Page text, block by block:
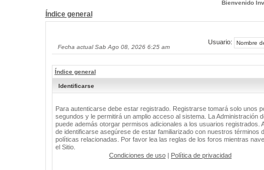
Bienvenido
Índice general
Fecha actual Sab Ago 08, 2026 6:25 am
Usuario:
Índice general
Identificarse
Para autenticarse debe estar registrado. Registrarse tomará solo unos
segundos y le permitirá un amplio acceso al sistema. La Administración
puede además otorgar permisos adicionales a los usuarios registrados.
de identificarse asegúrese de estar familiarizado con nuestros términos
políticas relacionadas. Por favor lea las reglas de los foros mientras
el Sitio.
Condiciones de uso | Política de privacidad